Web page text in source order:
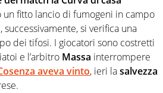
un fitto lancio di fumogeni in campo
successivamente, si verifica una
dei tifosi. I giocatori sono costretti
e l’arbitro Massa interrompere
aveva vinto, ieri lasalvezza